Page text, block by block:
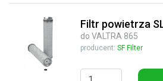
Filtr powietrza
do VALTRA 865
producent: SF Filter